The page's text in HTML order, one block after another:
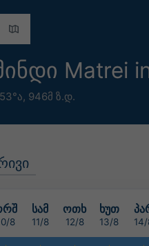
Matrei
946მ ზ.დ.
სამ ოთხ ხუთ
8 11/8 12/8 13/8